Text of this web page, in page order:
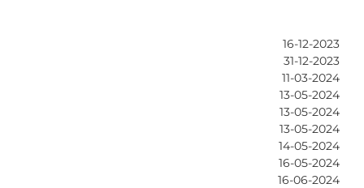
16-12-2023
31-12-2023
11-03-2024
13-05-2024
13-05-2024
13-05-2024
14-05-2024
16-05-2024
16-06-2024